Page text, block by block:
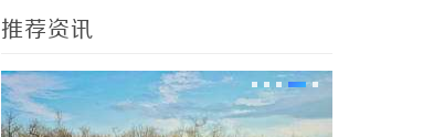
推荐资讯